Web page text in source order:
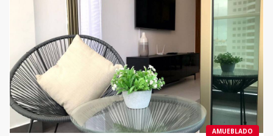
AMUEBLADO